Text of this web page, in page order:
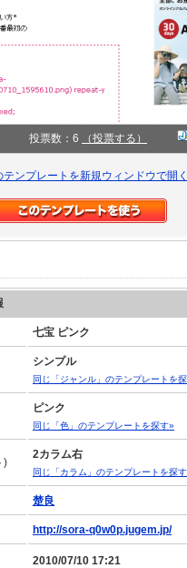
投票数：6 （投票する）
テンプレートを新規ウィンドウで開
七宝 ピンク
シンプル
同じ「ジャンル」のテンプレートを
ピンク
同じ「色」のテンプレートを探す»
)
2カラム右
同じ「カラム」のテンプレートを探
楚良
http://sora-q0w0p.jugem.jp/
2010/07/10 17:21